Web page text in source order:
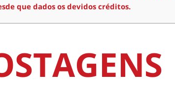
que dados os devidos créditos.